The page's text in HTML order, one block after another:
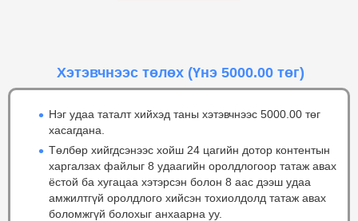
Хэтэвчнээс төлөх (Үнэ 5000.00 төг)
Нэг удаа таталт хийхэд таны хэтэвчнээс 5000.00 төг
хасагдана.
Төлбөр хийгдсэнээс хойш 24 цагийн дотор контентын
харгалзах файлыг 8 удаагийн оролдлогоор татаж авах
ёстой ба хугацаа хэтэрсэн болон 8 аас дээш удаа
амжилтгүй оролдлого хийсэн тохиолдолд татаж авах
боломжгүй болохыг анхаарна уу.